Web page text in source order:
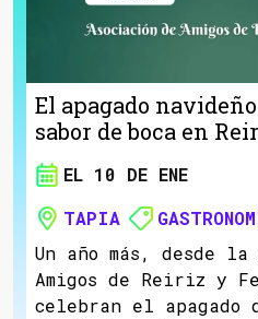
El apagado
sabor de boca en
EL 10 DE ENE
TAPIA
Un año más, desde la
Amigos de Reiriz y
celebran el apagado